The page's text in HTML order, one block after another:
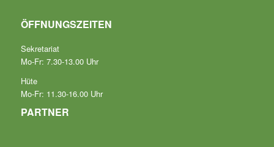
ÖFFNUNGSZEITEN
Sekretariat
Mo-Fr: 7.30-13.00 Uhr
Hüte
Mo-Fr: 11.30-16.00 Uhr
PARTNER